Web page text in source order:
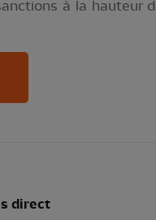
à la hauteur
direct